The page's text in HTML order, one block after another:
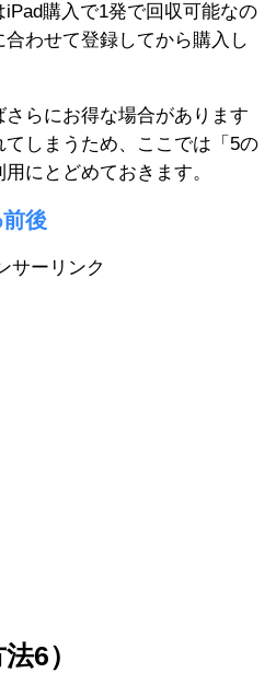
購入で1発で回収可能なの
わせて登録してから購入し
らにお得な場合があります
しまうため、ここでは「5の
にとどめておきます。
後
サーリンク
6）